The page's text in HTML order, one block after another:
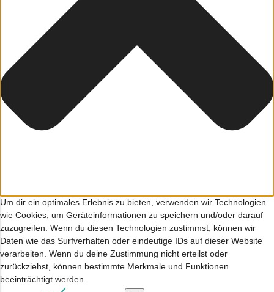
Um dir ein optimales Erlebnis zu bieten, verwenden wir Technologien
wie Cookies, um Geräteinformationen zu speichern und/oder darauf
zuzugreifen. Wenn du diesen Technologien zustimmst, können wir
Daten wie das Surfverhalten oder eindeutige IDs auf dieser Website
verarbeiten. Wenn du deine Zustimmung nicht erteilst oder
zurückziehst, können bestimmte Merkmale und Funktionen
beeinträchtigt werden.